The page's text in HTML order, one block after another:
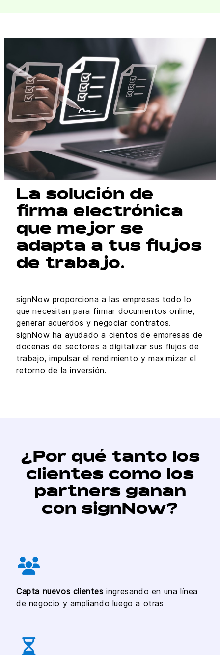
La solución de
firma electrónica
que mejor se
adapta a tus flujos
de trabajo.
signNow proporciona a las empresas todo lo
que necesitan para firmar documentos online,
generar acuerdos y negociar contratos.
signNow ha ayudado a cientos de empresas de
docenas de sectores a digitalizar sus flujos de
trabajo, impulsar el rendimiento y maximizar el
retorno de la inversión.
¿Por qué tanto los
clientes como los
partners ganan
con signNow?
Capta nuevos clientes ingresando en una línea
de negocio y ampliando luego a otras.